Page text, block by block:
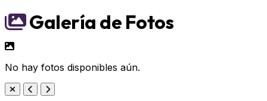
Galería de Fotos
No hay fotos disponibles aún.